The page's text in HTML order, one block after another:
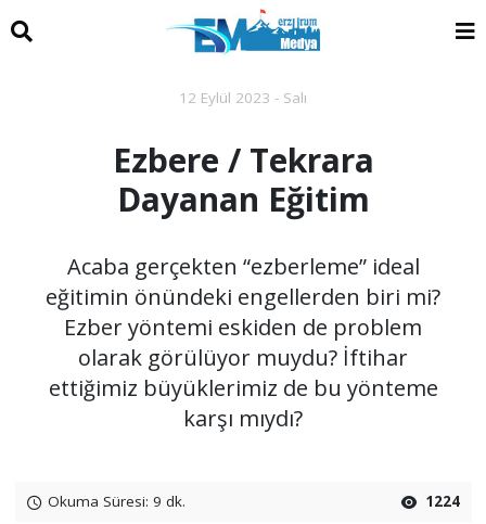
12 Eylül 2023 - Salı
Ezbere / Tekrara
Dayanan Eğitim
Acaba gerçekten “ezberleme” ideal
eğitimin önündeki engellerden biri mi?
Ezber yöntemi eskiden de problem
olarak görülüyor muydu? İftihar
ettiğimiz büyüklerimiz de bu yönteme
karşı mıydı?
Okuma Süresi: 9 dk. 1224